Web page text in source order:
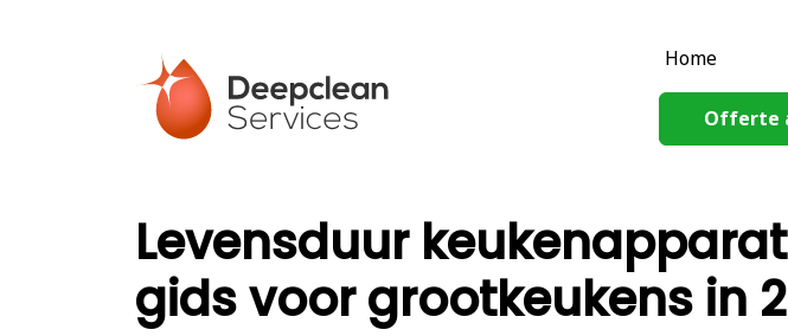
Home
Offerte
Levensduur
gids voor grootkeukens in